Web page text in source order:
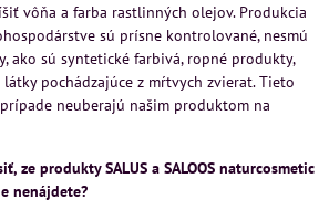
vôňa a farba rastlinných olejov. Produkcia
sú prísne kontrolované, nesmú
ako sú syntetické farbivá, ropné produkty,
látky pochádzajúce z mŕtvych zvierat. Tieto
neuberajú našim produktom na
ze produkty SALUS a SALOOS naturcosmetic
nenájdete?